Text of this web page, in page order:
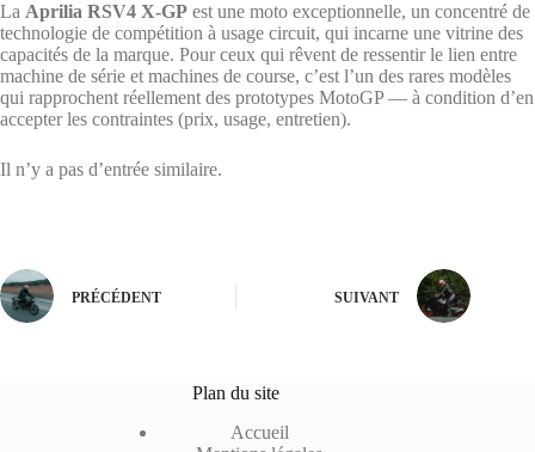
La Aprilia RSV4 X-GP est une moto exceptionnelle, un concentré de
technologie de compétition à usage circuit, qui incarne une vitrine des
capacités de la marque. Pour ceux qui rêvent de ressentir le lien entre
machine de série et machines de course, c’est l’un des rares modèles
qui rapprochent réellement des prototypes MotoGP — à condition d’en
accepter les contraintes (prix, usage, entretien).
Il n’y a pas d’entrée similaire.
PRÉCÉDENT SUIVANT
Plan du site
Accueil